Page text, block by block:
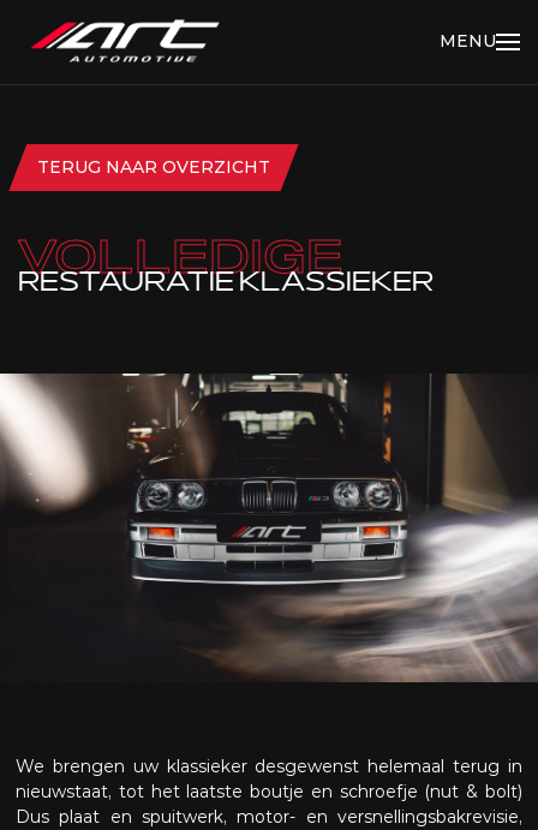
MENU
TERUG NAAR OVERZICHT
VOLLEDIGE
RESTAURATIE KLASSIEKER
We brengen uw klassieker desgewenst helemaal terug in
nieuwstaat, tot het laatste boutje en schroefje (nut & bolt)
Dus plaat en spuitwerk, motor- en versnellingsbakrevisie,